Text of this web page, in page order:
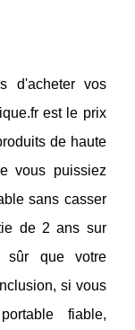
d'acheter vos
est le prix
de haute
vous puissiez
sans casser
de 2 ans sur
sûr que votre
si vous
fiable,